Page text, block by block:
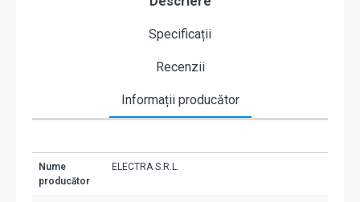
Specificații
Recenzii
Informații producător
Nume
producător
ELECTRA S.R.L.